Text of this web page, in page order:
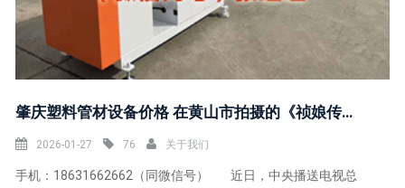
肇庆塑料管材设备价格 在黄山市拍摄的《祯娘传》，再传好音书！
2026-01-27 76 关于我们
手机：18631662662（同微信号） 近日，中央播送电视总